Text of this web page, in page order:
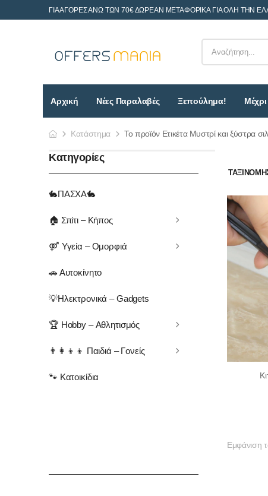
ΓΙΑ ΑΓΟΡΕΣ ΑΝΩ ΤΩΝ 70€ ΔΩΡΕΑΝ ΜΕΤΑΦΟΡΙΚΑ ΓΙΑ ΟΛΗ ΤΗΝ
Αρχική Νέες Παραλαβές Ξεπούλημα!
Κατάστημα
Το προϊόν Ετικέτα Μυστρί και ξύστρα
Κατηγορίες
🐇ΠΑΣΧΑ🐇
🏠 Σπίτι – Κήπος
⚤ Υγεία – Ομορφιά
🚗 Αυτοκίνητο
💡Ηλεκτρονικά – Gadgets
🏆 Hobby – Αθλητισμός
👨‍👩‍👦‍👦 Παιδιά – Γονείς
🐾 Κατοικίδια
Εμφάνιση